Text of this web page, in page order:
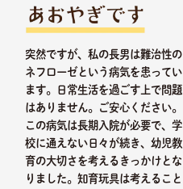
突然ですが、私の長男は難治性の
ネフローゼという病気を患ってい
ます。日常生活を過ごす上で問題
はありません。ご安心ください。
この病気は長期入院が必要で、学
校に通えない日々が続き、幼児教
育の大切さを考えるきっかけとな
りました。知育玩具は考えること